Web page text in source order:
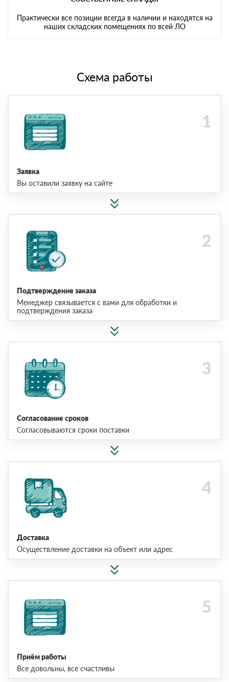
Практически все позиции всегда в наличии и находятся на
наших складских помещениях по всей ЛО
Схема работы
Заявка
Вы оставили заявку на сайте
Подтверждение заказа
Менеджер связывается с вами для обработки и
подтверждения заказа
Согласование сроков
Согласовываются сроки поставки
Доставка
Осуществление доставки на объект или адрес
Приём работы
Все довольны, все счастливы